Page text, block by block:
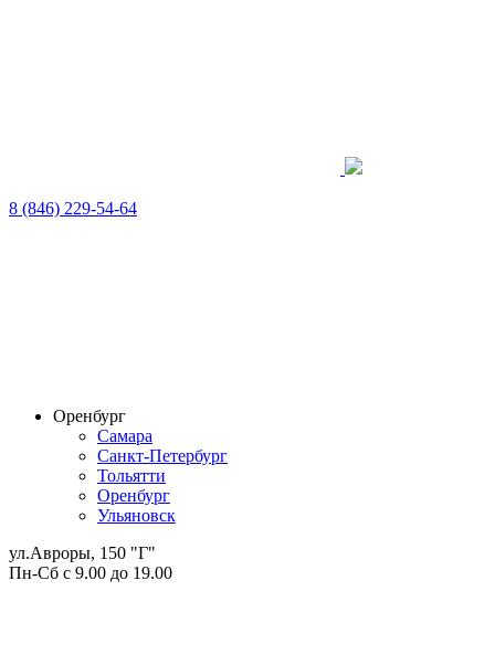
8 (846) 229-54-64
Оренбург
Самара
Санкт-Петербург
Тольятти
Оренбург
Ульяновск
ул.Авроры, 150 "Г"
Пн-Сб с 9.00 до 19.00